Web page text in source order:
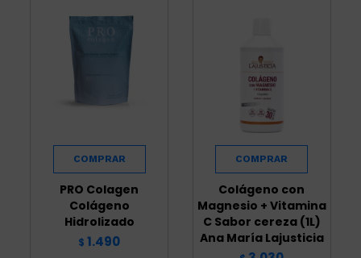
PRO Colagen
Colágeno
Hidrolizado
$ 1.490
Colágeno con
Magnesio + Vitamina
C Sabor cereza (1L)
Ana María Lajusticia